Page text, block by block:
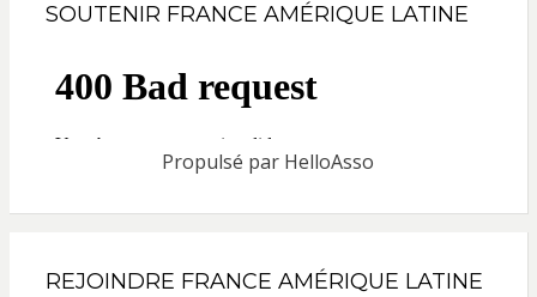
SOUTENIR FRANCE AMÉRIQUE LATINE
Propulsé par HelloAsso
REJOINDRE FRANCE AMÉRIQUE LATINE